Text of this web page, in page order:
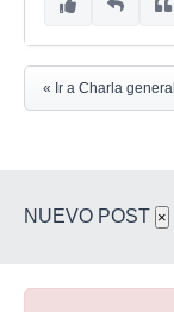
« Ir a Charla general
NUEVO POST ×